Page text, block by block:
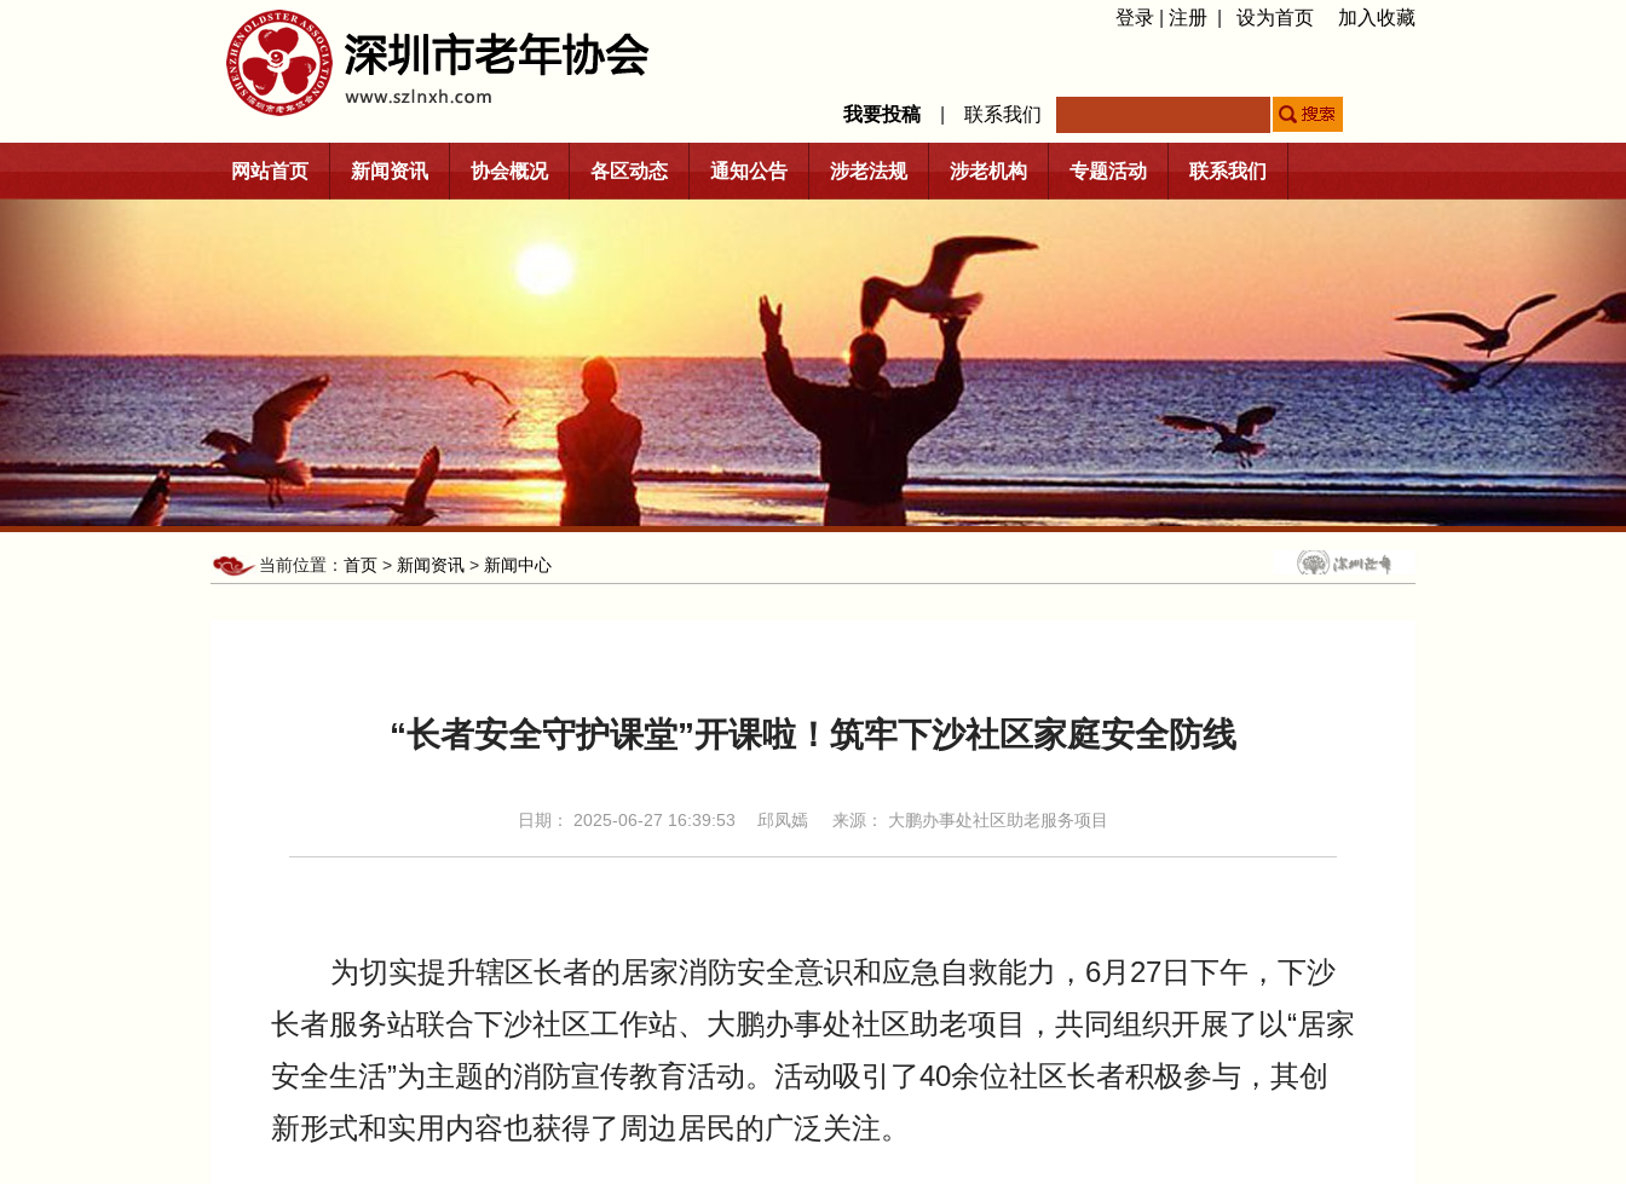
登录 注册 设为首页 加入收藏
我要投稿 联系我们
网站首页 新闻资讯 协会概况 各区动态 通知公告 涉老法规 涉老机构 专题活动 联系我们
当前位置： 首页 > 新闻资讯 > 新闻中心
“长者安全守护课堂”开课啦！筑牢下沙社区家庭安全防线
日期： 2025-06-27 16:39:53 邱凤嫣 来源： 大鹏办事处社区助老服务项目
为切实提升辖区长者的居家消防安全意识和应急自救能力，6月27日下午，下沙
长者服务站联合下沙社区工作站、大鹏办事处社区助老项目，共同组织开展了以“居家
安全生活”为主题的消防宣传教育活动。活动吸引了40余位社区长者积极参与，其创
新形式和实用内容也获得了周边居民的广泛关注。